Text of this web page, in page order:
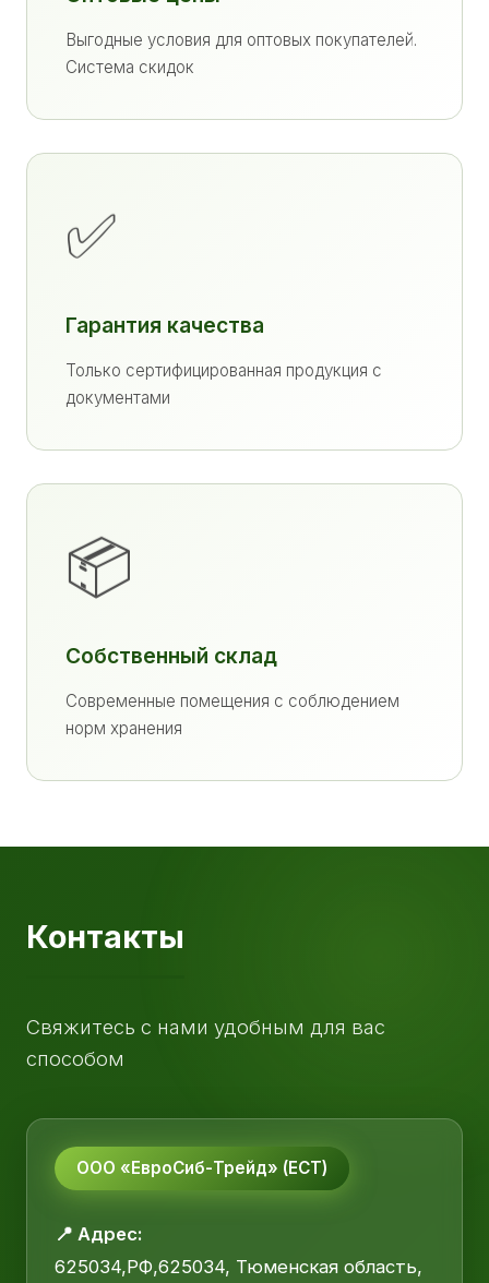
Выгодные условия для оптовых покупателей.
Система скидок
✅
Гарантия качества
Только сертифицированная продукция с
документами
📦
Собственный склад
Современные помещения с соблюдением
норм хранения
Контакты
Свяжитесь с нами удобным для вас
способом
ООО «ЕвроСиб-Трейд» (ЕСТ)
📍 Адрес:
625034,РФ,625034, Тюменская область,